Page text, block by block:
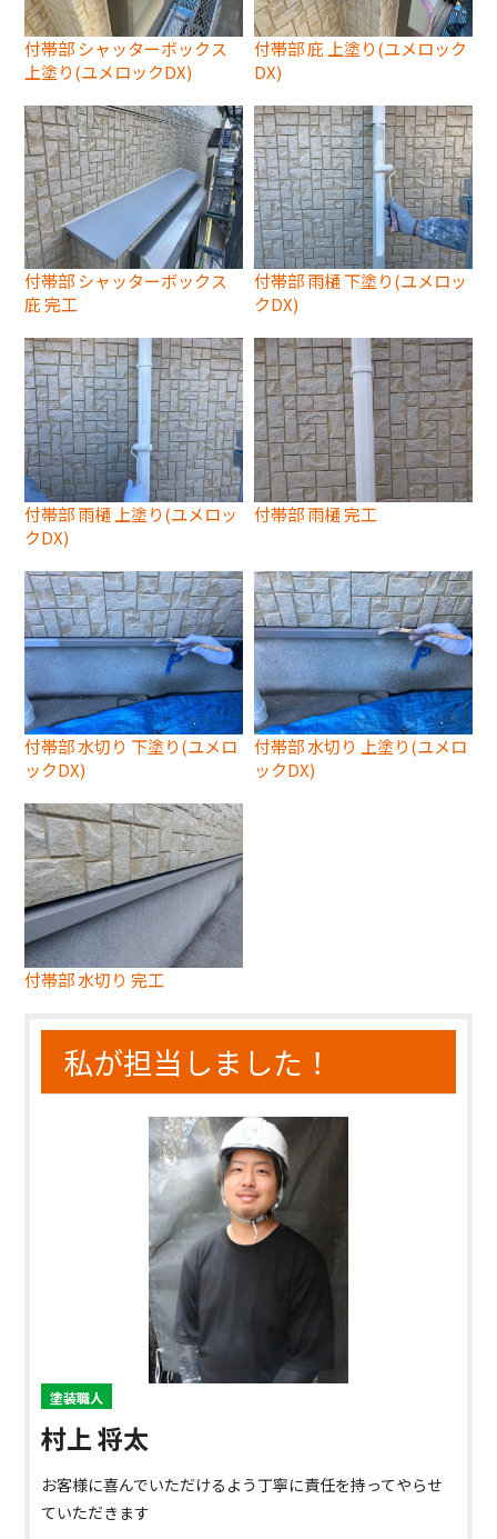
付帯部 シャッターボックス
上塗り(ユメロックDX)
付帯部 庇 上塗り(ユメロック
DX)
付帯部 シャッターボックス
庇 完工
付帯部 雨樋 下塗り(ユメロッ
クDX)
付帯部 雨樋 上塗り(ユメロッ
クDX)
付帯部 雨樋 完工
付帯部 水切り 下塗り(ユメロ
ックDX)
付帯部 水切り 上塗り(ユメロ
ックDX)
付帯部 水切り 完工
私が担当しました！
塗装職人
村上 将太
お客様に喜んでいただけるよう丁寧に責任を持ってやらせ
ていただきます